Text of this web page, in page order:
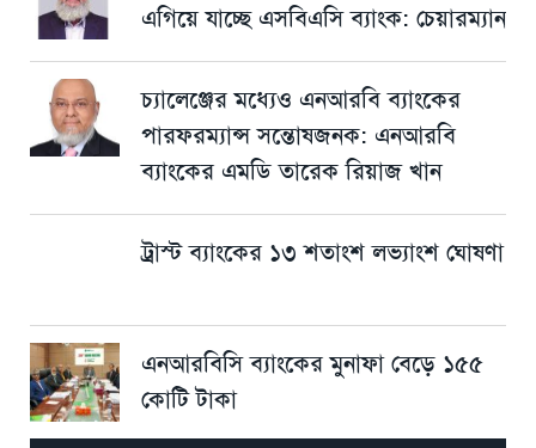
এগিয়ে যাচ্ছে এসবিএসি ব্যাংক: চেয়ারম্যান
চ্যালেঞ্জের মধ্যেও এনআরবি ব্যাংকের
পারফরম্যান্স সন্তোষজনক: এনআরবি
ব্যাংকের এমডি তারেক রিয়াজ খান
ট্রাস্ট ব্যাংকের ১৩ শতাংশ লভ্যাংশ ঘোষণা
এনআরবিসি ব্যাংকের মুনাফা বেড়ে ১৫৫
কোটি টাকা